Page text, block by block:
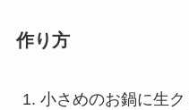
作り方
小さめのお鍋に生